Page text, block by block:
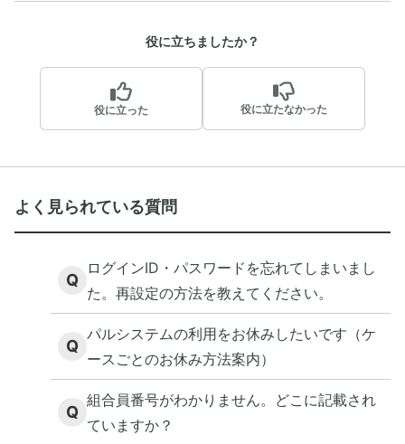
役に立ちましたか？
役に立った 役に立たなかった
よく見られている質問
Q
ログインID・パスワードを忘れてしまいまし
た。再設定の方法を教えてください。
Q
パルシステムの利用をお休みしたいです（ケ
ースごとのお休み方法案内）
Q
組合員番号がわかりません。どこに記載され
ていますか？